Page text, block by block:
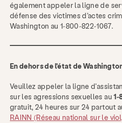
Prestations de
Prévention & Éducation
Donner
également appeler la ligne de
défense des victimes d’actes
Washington au 1-800-822-1067.
En dehors de l'état de
Veuillez appeler la ligne
sur les agressions sexuelles au1-
gratuit, 24 heures sur 24 partout
RAINN (Réseau national sur le